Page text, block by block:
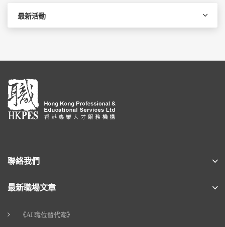
最新活動
聯絡我們
最新職場文章
《AI 職位替代潮》